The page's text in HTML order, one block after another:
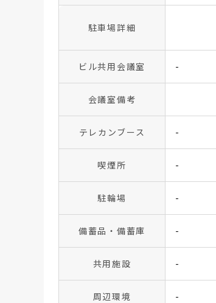
駐車場詳細
ビル共用会議室 -
会議室備考
テレカンブース -
喫煙所 -
駐輪場 -
備蓄品・備蓄庫 -
共用施設 -
周辺環境 -